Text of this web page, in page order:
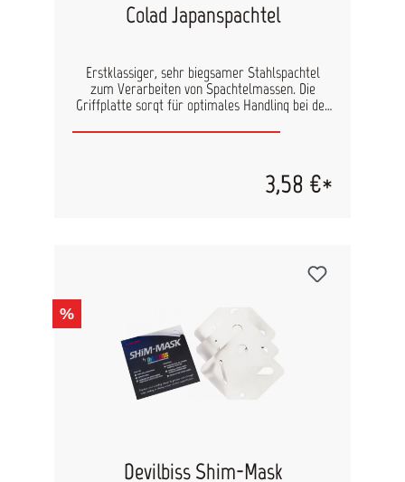
Colad Japanspachtel
Erstklassiger, sehr biegsamer Stahlspachtel
zum Verarbeiten von Spachtelmassen. Die
Griffplatte sorgt für optimales Handling bei der
Blattbreiten 50 - 80 - 100 - 120 mm)
3,58 €*
%
Devilbiss Shim-Mask